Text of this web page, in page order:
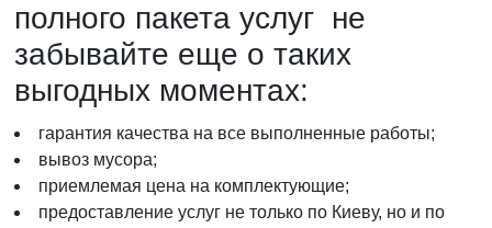
полного пакета услуг не
забывайте еще о таких
выгодных моментах:
гарантия качества на все выполненные работы;
вывоз мусора;
приемлемая цена на комплектующие;
предоставление услуг не только по Киеву, но и по